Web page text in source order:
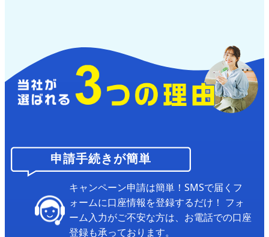
申請手続きが簡単
キャンペーン申請は簡単！SMSで届くフ
ォームに口座情報を登録するだけ！ フォ
ーム入力がご不安な方は、お電話での口座
登録も承っております。